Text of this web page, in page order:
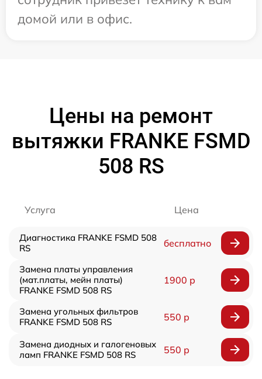
домой или в офис.
Цены на ремонт
вытяжки FRANKE FSMD
508 RS
Услуга Цена
Диагностика FRANKE FSMD 508
RS
бесплатно
Замена платы управления
(мат.платы, мейн платы)
FRANKE FSMD 508 RS
1900 р
Замена угольных фильтров
FRANKE FSMD 508 RS
550 р
Замена диодных и галогеновых
ламп FRANKE FSMD 508 RS
550 р